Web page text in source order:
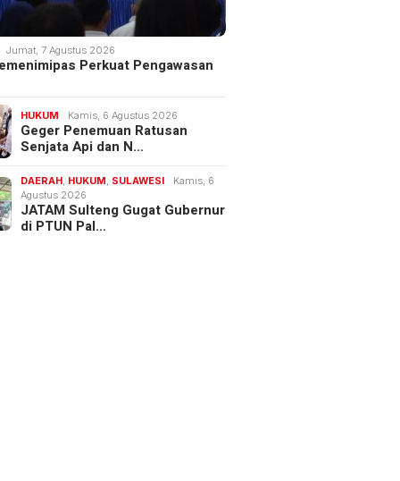
Jumat, 7 Agustus 2026
Perkuat Pengawasan
HUKUM Kamis, 6 Agustus 2026
Geger Penemuan Ratusan
Senjata Api dan N…
DAERAH, HUKUM, SULAWESI
Kamis, 6
Agustus 2026
JATAM Sulteng Gugat Gubernur
di PTUN Pal…